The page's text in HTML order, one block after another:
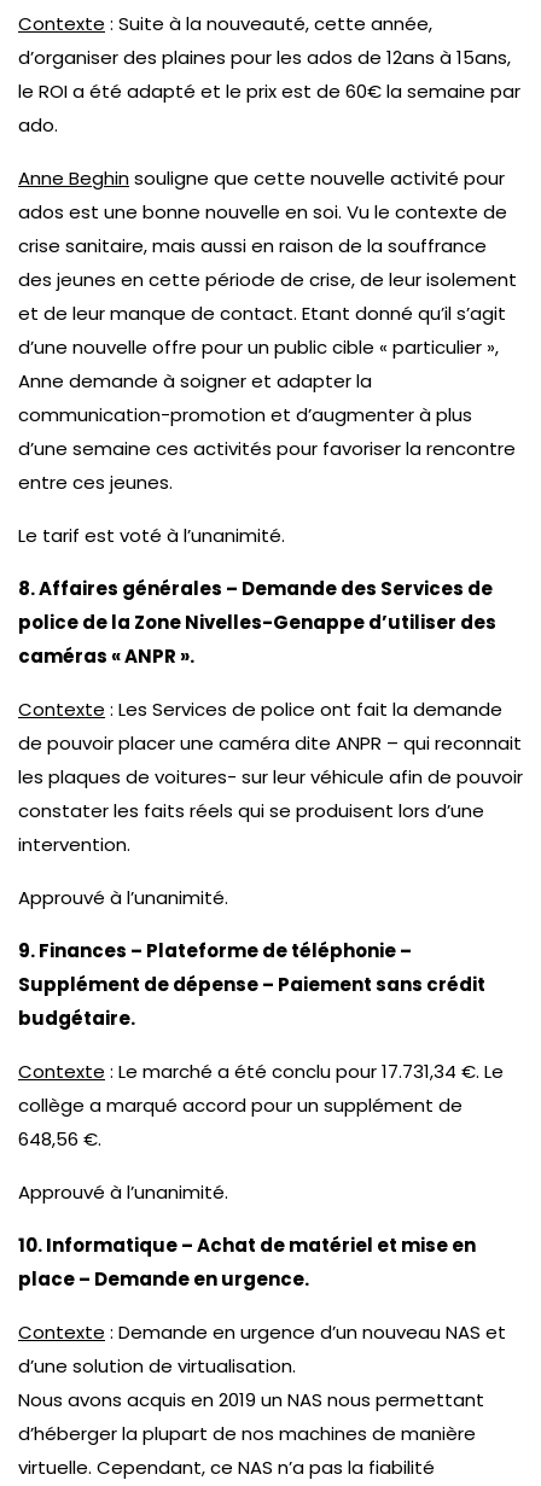
Contexte : Suite à la nouveauté, cette année,
d’organiser des plaines pour les ados de 12ans à 15ans,
le ROI a été adapté et le prix est de 60€ la semaine par
ado.
Anne Beghinsouligne que cette nouvelle activité pour
ados est une bonne nouvelle en soi. Vu le contexte de
crise sanitaire, mais aussi en raison de la souffrance
des jeunes en cette période de crise, de leur isolement
et de leur manque de contact. Etant donné qu’il s’agit
d’une nouvelle offre pour un public cible « particulier »,
Anne demande à soigner et adapter la
communication-promotion et d’augmenter à plus
d’une semaine ces activités pour favoriser la rencontre
entre ces jeunes.
Le tarif est voté à l’unanimité.
8. Affaires générales – Demande des Services de
police de la Zone Nivelles-Genappe d’utiliser des
caméras « ANPR ».
Contexte : Les Services de police ont fait la demande
de pouvoir placer une caméra dite ANPR – qui reconnait
les plaques de voitures- sur leur véhicule afin de pouvoir
constater les faits réels qui se produisent lors d’une
intervention.
Approuvé à l’unanimité.
9. Finances – Plateforme de téléphonie –
Supplément de dépense – Paiement sans crédit
budgétaire.
Contexte : Le marché a été conclu pour 17.731,34 €. Le
collège a marqué accord pour un supplément de
648,56 €.
Approuvé à l’unanimité.
10. Informatique – Achat de matériel et mise en
place – Demande en urgence.
Contexte : Demande en urgence d’un nouveau NAS et
d’une solution de virtualisation.
Nous avons acquis en 2019 un NAS nous permettant
d’héberger la plupart de nos machines de manière
virtuelle. Cependant, ce NAS n’a pas la fiabilité